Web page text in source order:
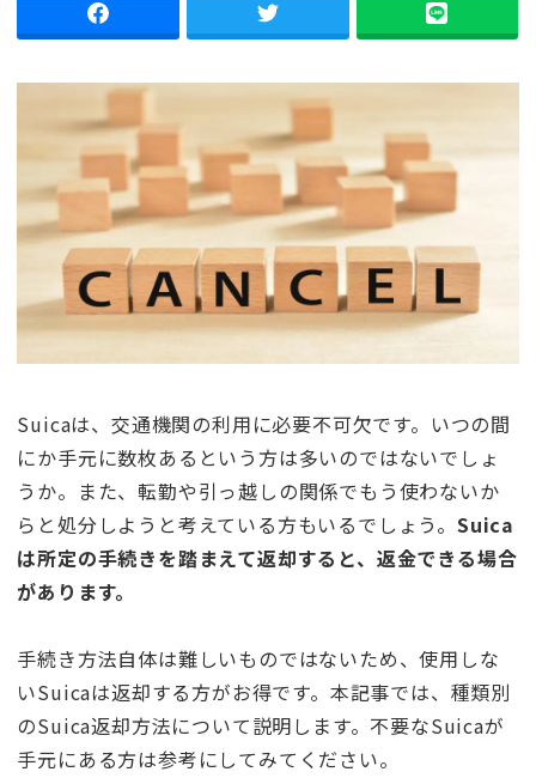
Suicaは、交通機関の利用に必要不可欠です。いつの間
にか手元に数枚あるという方は多いのではないでしょ
うか。また、転勤や引っ越しの関係でもう使わないか
らと処分しようと考えている方もいるでしょう。 Suica
は所定の手続きを踏まえて返却すると、返金できる場合
があります。
手続き方法自体は難しいものではないため、使用しな
いSuicaは返却する方がお得です。本記事では、種類別
のSuica返却方法について説明します。不要なSuicaが
手元にある方は参考にしてみてください。